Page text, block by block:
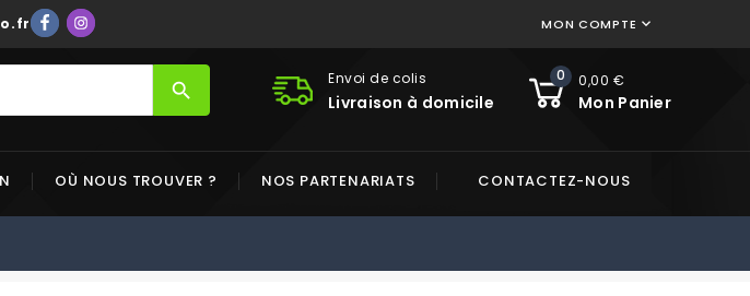
MON COMPTE 
0 0,00 €
Mon Panier
Envoi de colis
Livraison à domicile
search
OÙ NOUS TROUVER ? NOS PARTENARIATS CONTACTEZ-NOUS